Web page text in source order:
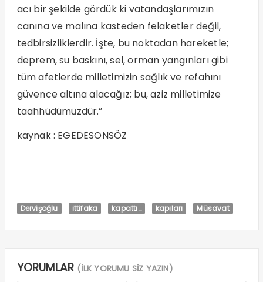
acı bir şekilde gördük ki vatandaşlarımızın
canına ve malına kasteden felaketler değil,
tedbirsizliklerdir. İşte, bu noktadan hareketle;
deprem, su baskını, sel, orman yangınları gibi
tüm afetlerde milletimizin sağlık ve refahını
güvence altına alacağız; bu, aziz milletimize
taahhüdümüzdür.”
kaynak : EGEDESONSÖZ
Dervişoğlu ittifaka kapattı… kapıları Müsavat
YORUMLAR (İLK YORUMU SİZ YAZIN)